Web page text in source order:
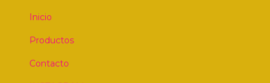
Inicio
Productos
Contacto